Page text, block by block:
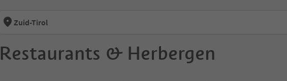
Zuid-Tirol
Restaurants & Herbergen